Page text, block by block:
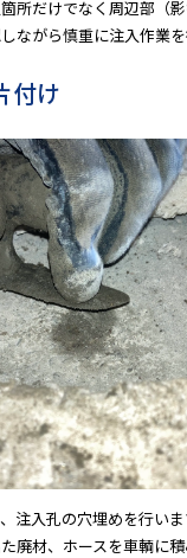
所だけでなく周辺部（
ながら慎重に注入作業を
付け
注入孔の穴埋めを行い
廃材、ホースを車輌に